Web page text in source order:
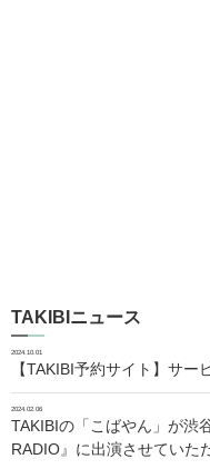
TAKIBIニュース
2024.10.01
【TAKIBI予約サイト】サー
2024.02.06
TAKIBIの「こばやん」が渋
RADIO』に出演させていた